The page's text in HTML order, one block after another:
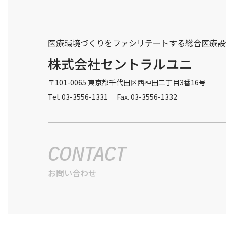
医療環境づくりをファシリテートする総合医療
株式会社セントラルユニ
〒101-0065 東京都千代田区西神田二丁目3番16号
Tel. 03-3556-1331 Fax. 03-3556-1332
CONTACT
お問い合わせ